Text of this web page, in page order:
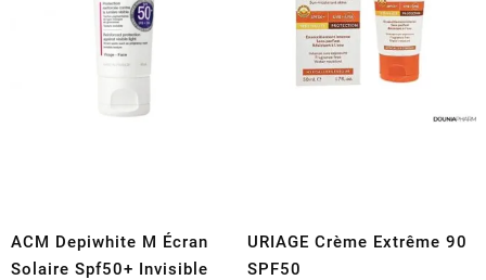
ACM Depiwhite M Écran
Solaire Spf50+ Invisible
URIAGE Crème Extrême 90
SPF50